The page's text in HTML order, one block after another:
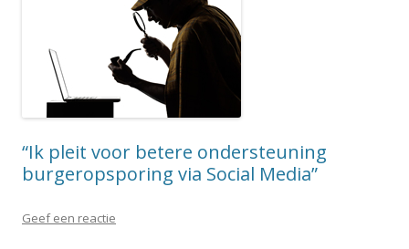
“Ik pleit voor betere ondersteuning
burgeropsporing via Social Media”
Geef een reactie